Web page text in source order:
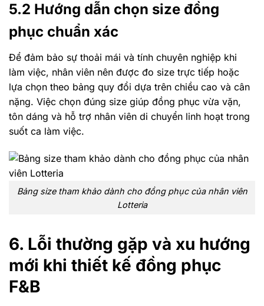
5.2 Hướng dẫn chọn size đồng
phục chuẩn xác
Để đảm bảo sự thoải mái và tính chuyên nghiệp khi
làm việc, nhân viên nên được đo size trực tiếp hoặc
lựa chọn theo bảng quy đổi dựa trên chiều cao và cân
nặng. Việc chọn đúng size giúp đồng phục vừa vặn,
tôn dáng và hỗ trợ nhân viên di chuyển linh hoạt trong
suốt ca làm việc.
Bảng size tham khảo dành cho đồng phục của nhân viên
Lotteria
6. Lỗi thường gặp và xu hướng
mới khi thiết kế đồng phục
F&B